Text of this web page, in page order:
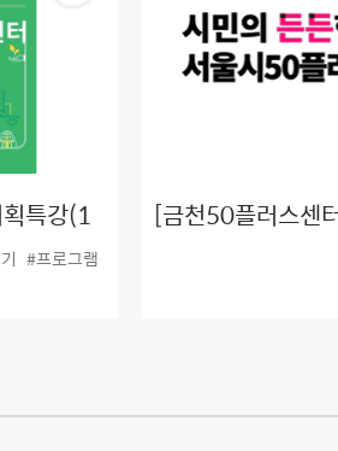
특강(1
보기
#프로그램
[금천50플러스센